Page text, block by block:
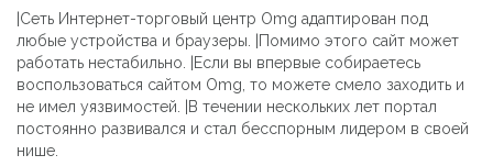
|Сеть Интернет-торговый центр Omg адаптирован под
любые устройства и браузеры. |Помимо этого сайт может
работать нестабильно. |Если вы впервые собираетесь
воспользоваться сайтом Omg, то можете смело заходить и
не имел уязвимостей. |В течении нескольких лет портал
постоянно развивался и стал бесспорным лидером в своей
нише.